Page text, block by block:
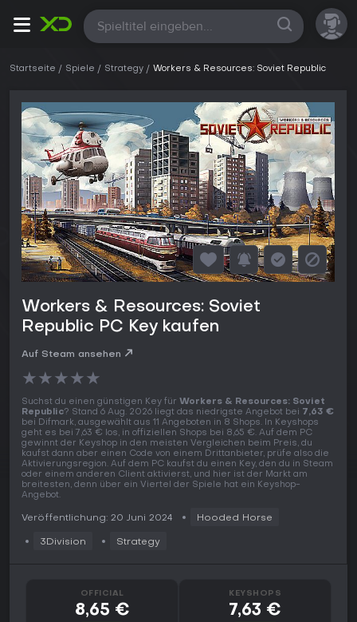
Alle
Startseite Spiele Strategy Workers & Resources: Soviet Republic
Workers & Resources: Soviet
Republic PC Key kaufen
Auf Steam ansehen
★★★★★
Suchst du einen günstigen Key für Workers & Resources: Soviet
Republic? Stand 6 Aug. 2026 liegt das niedrigste Angebot bei 7,63 €
bei Difmark, ausgewählt aus 11 Angeboten in 8 Shops. In Keyshops
geht es bei 7,63 € los, in offiziellen Shops bei 8,65 €. Auf dem PC
gewinnt der Keyshop in den meisten Vergleichen beim Preis, du
kaufst dann aber einen Code von einem Drittanbieter, prüfe also die
Aktivierungsregion. Auf dem PC kaufst du einen Key, den du in Steam
oder einem anderen Client aktivierst, und hier ist der Markt am
breitesten, denn über ein Viertel der Spiele hat ein Keyshop-
Angebot.
Veröffentlichung: 20 Juni 2024 Hooded Horse
3Division Strategy
OFFICIAL
8,65 €
KEYSHOPS
7,63 €